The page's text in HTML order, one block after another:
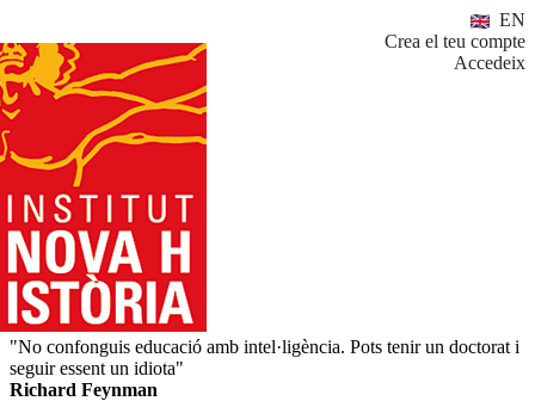
EN
Crea el teu compte
Accedeix
"No confonguis educació amb intel·ligència. Pots tenir un doctorat i
seguir essent un idiota"
Richard Feynman